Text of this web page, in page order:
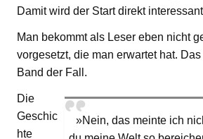
Damit wird der Start direkt
Man bekommt als Leser eben nicht
vorgesetzt, die man erwartet hat.
Band der Fall.
»Nein, das meinte ich
Die
Geschic
hte